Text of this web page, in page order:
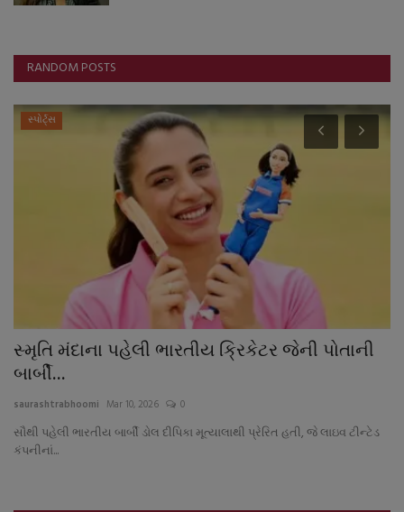
RANDOM POSTS
સ્પોર્ટ્સ
સ્મૃતિ મંદાના પહેલી ભારતીય ક્રિકેટર જેની પોતાની
બાર્બી...
saurashtrabhoomi Mar 10, 2026 0
સૌથી પહેલી ભારતીય બાર્બી ડોલ દીપિકા મૂત્યાલાથી પ્રેરિત હતી, જે લાઇવ ટીન્ટેડ
કંપનીનાં...